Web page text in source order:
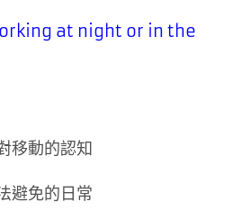
at night or in the
移動的認知
避免的日常